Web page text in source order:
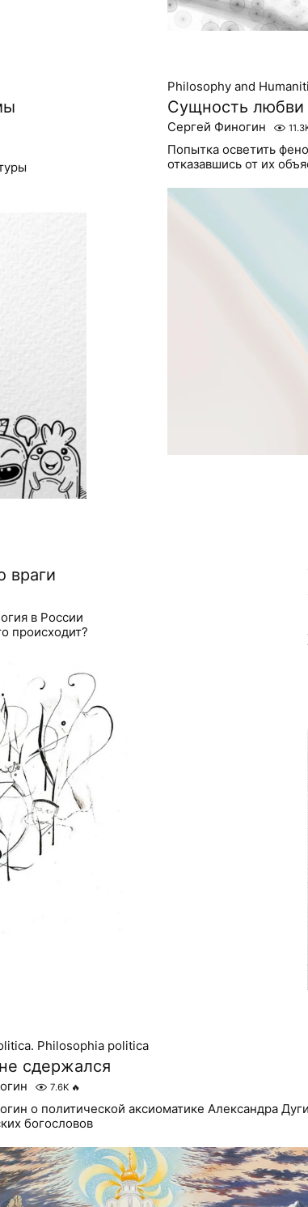
Philosophy and
Сущность любви
Сергей Финогин
Попытка осветить
отказавшись от их
враги
в России
происходит?
Philosophia politica
сдержался
7.6K 🔥
о политической аксиоматике Александра
богословов